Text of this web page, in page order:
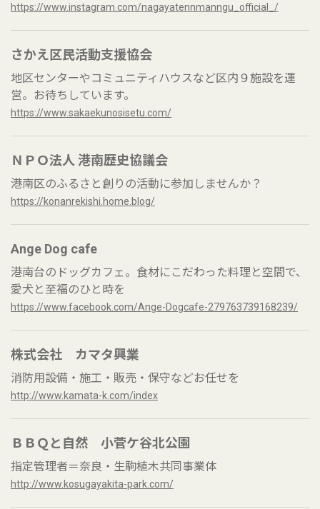
https://www.instagram.com/nagayatennmanngu_official_/
さかえ区民活動支援協会
地区センターやコミュニティハウスなど区内９施設を運
営。お待ちしています。
https://www.sakaekunosisetu.com/
ＮＰＯ法人 港南歴史協議会
港南区のふるさと創りの活動に参加しませんか？
https://konanrekishi.home.blog/
Ange Dog cafe
港南台のドッグカフェ。食材にこだわった料理と空間で、
愛犬と至福のひと時を
https://www.facebook.com/Ange-Dogcafe-279763739168239/
株式会社 カマタ興業
消防用設備・施工・販売・保守などお任せを
http://www.kamata-k.com/index
ＢＢＱと自然 小菅ケ谷北公園
指定管理者＝奈良・生駒植木共同事業体
http://www.kosugayakita-park.com/